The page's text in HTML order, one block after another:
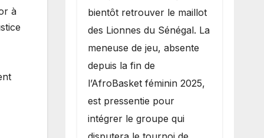
à
bientôt retrouver le maillot
des Lionnes du Sénégal. La
meneuse de jeu, absente
depuis la fin de
l’AfroBasket féminin 2025,
est pressentie pour
intégrer le groupe qui